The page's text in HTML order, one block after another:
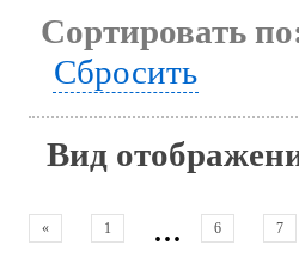
Сортировать
Сбросить
Вид
« 1 ... 6 7